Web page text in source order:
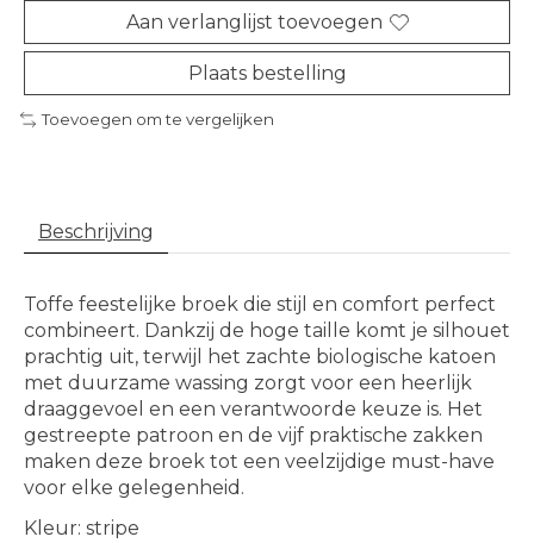
Aan verlanglijst toevoegen
Plaats bestelling
Toevoegen om te vergelijken
Beschrijving
Toffe feestelijke broek die stijl en comfort perfect
combineert. Dankzij de hoge taille komt je silhouet
prachtig uit, terwijl het zachte biologische katoen
met duurzame wassing zorgt voor een heerlijk
draaggevoel en een verantwoorde keuze is. Het
gestreepte patroon en de vijf praktische zakken
maken deze broek tot een veelzijdige must-have
voor elke gelegenheid.
Kleur: stripe